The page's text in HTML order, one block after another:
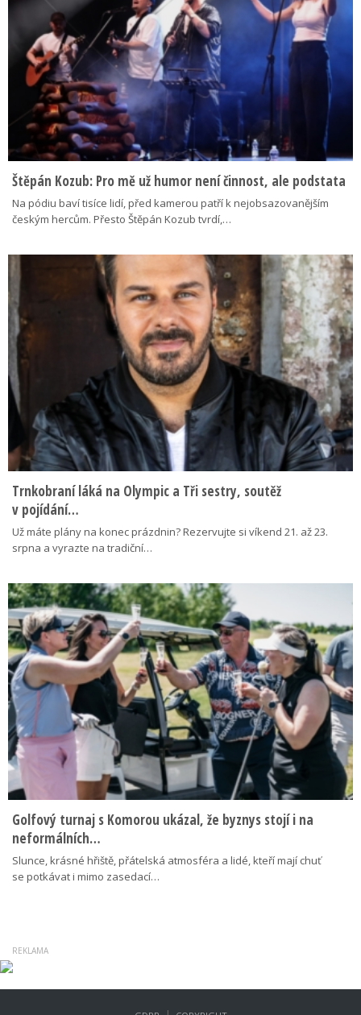
Štěpán Kozub: Pro mě už humor není činnost, ale podstata
Na pódiu baví tisíce lidí, před kamerou patří k nejobsazovanějším
českým hercům. Přesto Štěpán Kozub tvrdí,…
Trnkobraní láká na Olympic a Tři sestry, soutěž
v pojídání…
Už máte plány na konec prázdnin? Rezervujte si víkend 21. až 23.
srpna a vyrazte na tradiční…
Golfový turnaj s Komorou ukázal, že byznys stojí i na
neformálních…
Slunce, krásné hřiště, přátelská atmosféra a lidé, kteří mají chuť
se potkávat i mimo zasedací…